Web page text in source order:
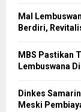
Mal
Berdiri,
MBS Pastikan
Lembuswana
Dinkes
Meski